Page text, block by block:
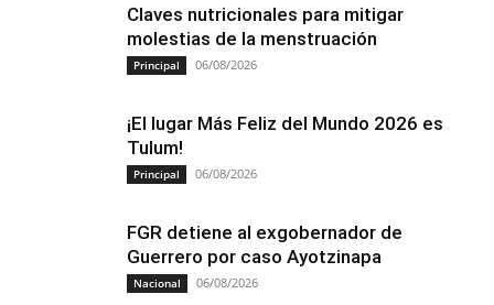
Claves nutricionales para mitigar
molestias de la menstruación
Principal 06/08/2026
¡El lugar Más Feliz del Mundo 2026 es
Tulum!
Principal 06/08/2026
FGR detiene al exgobernador de
Guerrero por caso Ayotzinapa
Nacional 06/08/2026